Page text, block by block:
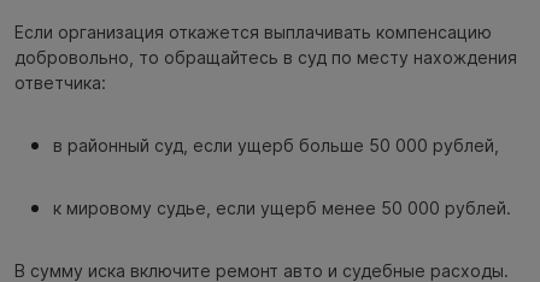
Если организация откажется выплачивать компенсацию
добровольно, то обращайтесь в суд по месту нахождения
ответчика:
в районный суд, если ущерб больше 50 000 рублей,
к мировому судье, если ущерб менее 50 000 рублей.
В сумму иска включите ремонт авто и судебные расходы.